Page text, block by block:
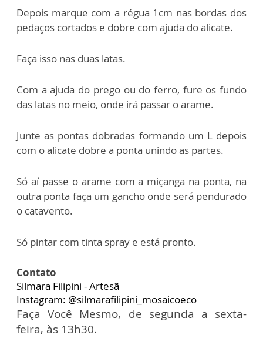
Depois marque com a régua 1cm nas bordas dos
pedaços cortados e dobre com ajuda do alicate.
Faça isso nas duas latas.
Com a ajuda do prego ou do ferro, fure os fundo
das latas no meio, onde irá passar o arame.
Junte as pontas dobradas formando um L depois
com o alicate dobre a ponta unindo as partes.
Só aí passe o arame com a miçanga na ponta, na
outra ponta faça um gancho onde será pendurado
o catavento.
Só pintar com tinta spray e está pronto.
Contato
Silmara Filipini - Artesã
Instagram: @silmarafilipini_mosaicoeco
Faça Você Mesmo, de segunda a sexta-
feira, às 13h30.